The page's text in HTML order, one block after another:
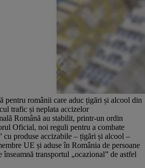
românii care aduc țigări și alcool din
trafic și neplata accizelor
Română au stabilit, printr-un ordin
Oficial, noi reguli pentru a combate
cu produse accizabile – țigări și alcool –
UE și aduse în România de persoane
transportul „ocazional” de astfel